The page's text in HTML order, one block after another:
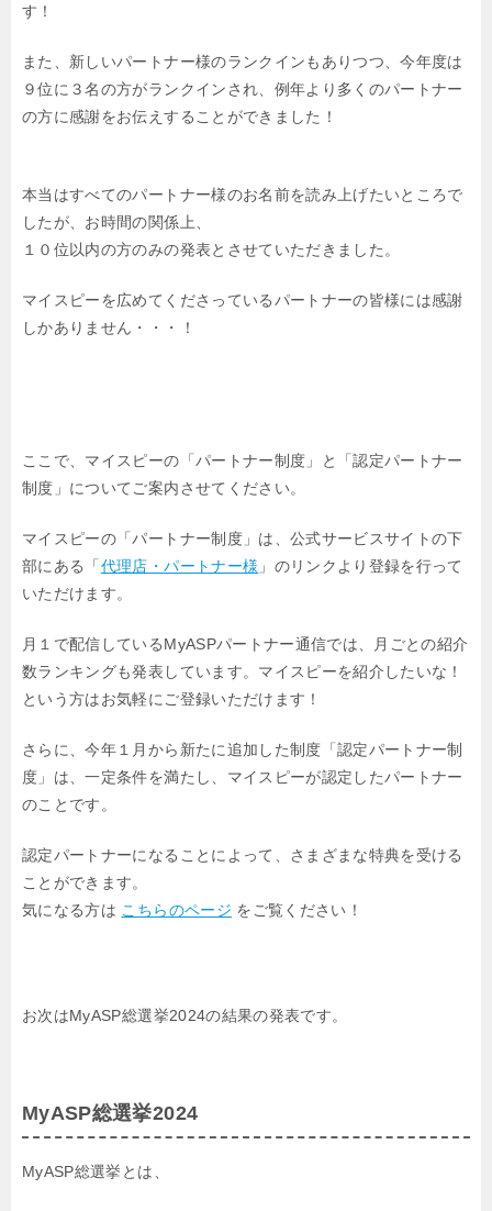
す！
また、新しいパートナー様のランクインもありつつ、今年度は
９位に３名の方がランクインされ、例年より多くのパートナー
の方に感謝をお伝えすることができました！
本当はすべてのパートナー様のお名前を読み上げたいところで
したが、お時間の関係上、
１０位以内の方のみの発表とさせていただきました。
マイスピーを広めてくださっているパートナーの皆様には感謝
しかありません・・・！
ここで、マイスピーの「パートナー制度」と「認定パートナー
制度」についてご案内させてください。
マイスピーの「パートナー制度」は、公式サービスサイトの下
部にある「 代理店・パートナー様 」のリンクより登録を行って
いただけます。
月１で配信しているMyASPパートナー通信では、月ごとの紹介
数ランキングも発表しています。マイスピーを紹介したいな！
という方はお気軽にご登録いただけます！
さらに、今年１月から新たに追加した制度「認定パートナー制
度」は、一定条件を満たし、マイスピーが認定したパートナー
のことです。
認定パートナーになることによって、さまざまな特典を受ける
ことができます。
気になる方は こちらのページ をご覧ください！
お次はMyASP総選挙2024の結果の発表です。
MyASP総選挙2024
MyASP総選挙とは、